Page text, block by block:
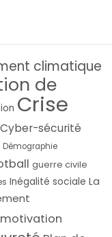
climatique
de
Crise
Cyber-sécurité
Démographie
guerre civile
Inégalité sociale La
motivation